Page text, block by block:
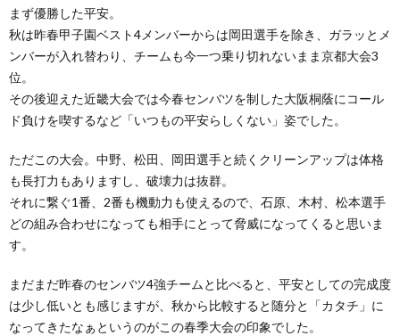
まず優勝した平安。
秋は昨春甲子園ベスト4メンバーからは岡田選手を除き、ガラッとメ
ンバーが入れ替わり、チームも今一つ乗り切れないまま京都大会3
位。
その後迎えた近畿大会では今春センバツを制した大阪桐蔭にコール
ド負けを喫するなど「いつもの平安らしくない」姿でした。
ただこの大会。中野、松田、岡田選手と続くクリーンアップは体格
も長打力もありますし、破壊力は抜群。
それに繋ぐ1番、2番も機動力も使えるので、石原、木村、松本選手
どの組み合わせになっても相手にとって脅威になってくると思いま
す。
まだまだ昨春のセンバツ4強チームと比べると、平安としての完成度
は少し低いとも感じますが、秋から比較すると随分と「カタチ」に
なってきたなぁというのがこの春季大会の印象でした。